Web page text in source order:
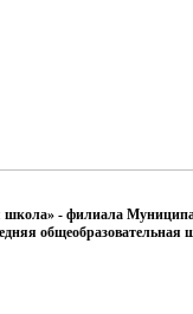
школа» - филиала